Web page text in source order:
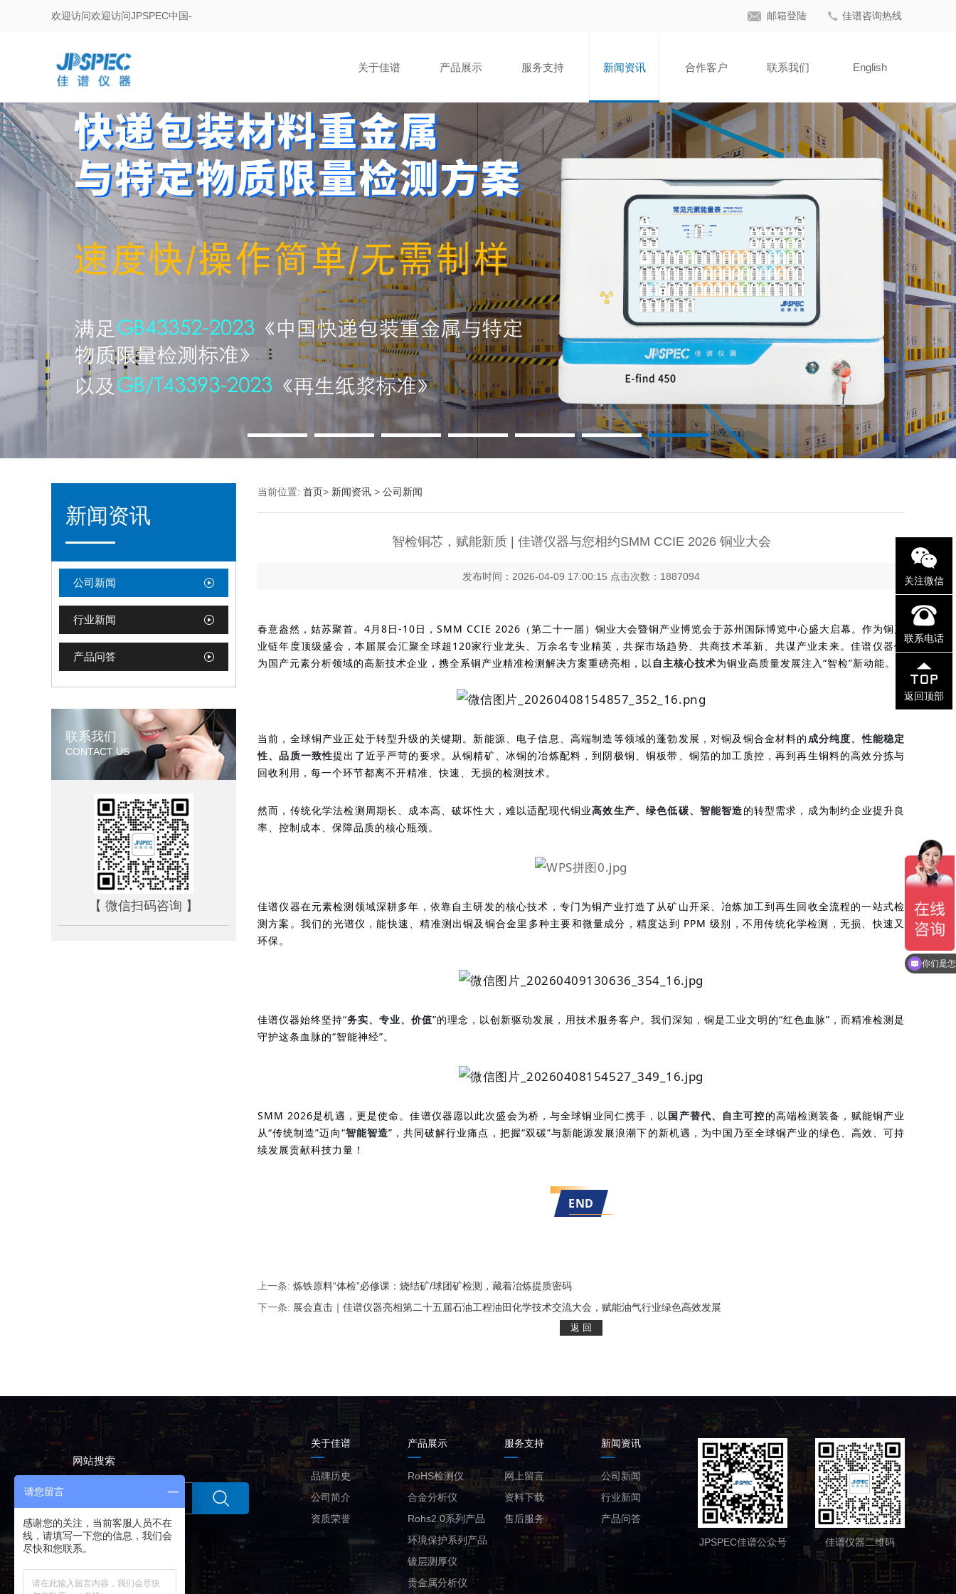
欢迎访问欢迎访问JPSPEC中国- 佳谱咨询热线
邮箱登陆
关于佳谱 产品展示 服务支持 新闻资讯 合作客户 联系我们 English
新闻资讯
公司新闻
行业新闻
产品问答
联系我们
CONTACT US
【 微信扫码咨询 】
当前位置: 首页> 新闻资讯 > 公司新闻
智检铜芯，赋能新质 | 佳谱仪器与您相约SMM CCIE 2026 铜业大会
发布时间：2026-04-09 17:00:15 点击次数：1887094
春意盎然，姑苏聚首。4月8日-10日，SMM CCIE 2026（第二十一届）铜业大会暨铜产业博览会于苏州国际博览中心盛大启幕。作为铜产
业链年度顶级盛会，本届展会汇聚全球超120家行业龙头、万余名专业精英，共探市场趋势、共商技术革新、共谋产业未来。佳谱仪器作
为国产元素分析领域的高新技术企业，携全系铜产业精准检测解决方案重磅亮相，以 自主核心技术为铜业高质量发展注入“智检”新动能。
当前，全球铜产业正处于转型升级的关键期。新能源、电子信息、高端制造等领域的蓬勃发展，对铜及铜合金材料的成分纯度、性能稳定
性、品质一致性提出了近乎严苛的要求。从铜精矿、冰铜的冶炼配料，到阴极铜、铜板带、铜箔的加工质控，再到再生铜料的高效分拣与
回收利用，每一个环节都离不开精准、快速、无损的检测技术。
然而，传统化学法检测周期长、成本高、破坏性大，难以适配现代铜业高效生产、绿色低碳、智能智造的转型需求，成为制约企业提升良
率、控制成本、保障品质的核心瓶颈。
佳谱仪器在元素检测领域深耕多年，依靠自主研发的核心技术，专门为铜产业打造了从矿山开采、冶炼加工到再生回收全流程的一站式检
测方案。我们的光谱仪，能快速、精准测出铜及铜合金里多种主要和微量成分，精度达到 PPM 级别，不用传统化学检测，无损、快速又
环保。
佳谱仪器始终坚持“务实、专业、价值”的理念，以创新驱动发展，用技术服务客户。我们深知，铜是工业文明的“红色血脉”，而精准检测是
守护这条血脉的“智能神经”。
SMM 2026是机遇，更是使命。佳谱仪器愿以此次盛会为桥，与全球铜业同仁携手，以国产替代、自主可控的高端检测装备，赋能铜产业
从“传统制造”迈向“智能智造”，共同破解行业痛点，把握“双碳”与新能源发展浪潮下的新机遇，为中国乃至全球铜产业的绿色、高效、可持
续发展贡献科技力量！
END
上一条: 炼铁原料“体检”必修课：烧结矿/球团矿检测，藏着冶炼提质密码
下一条: 展会直击｜佳谱仪器亮相第二十五届石油工程油田化学技术交流大会，赋能油气行业绿色高效发展
网站搜索
关于佳谱
品牌历史
公司简介
资质荣誉
产品展示
RoHS检测仪
合金分析仪
Rohs2.0系列产品
环境保护系列产品
镀层测厚仪
贵金属分析仪
服务支持
网上留言
资料下载
售后服务
新闻资讯
公司新闻
行业新闻
产品问答
JPSPEC佳谱公众号 佳谱仪器二维码
关注微信
联系电话
返回顶部
现在有
请您留言
感谢您的关注，当前客服人员不在
线，请填写一下您的信息，我们会
尽快和您联系。